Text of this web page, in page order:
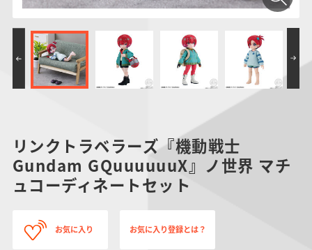
PROJECT R.E.D.・
スーパー戦隊シリー
ズ
ポケットモンスター
サンリオキャラクタ
ーズ
つりグミ SMPシリーズ キャラデコ
リンクトラベラーズ『機動戦士
Gundam GQuuuuuuX』ノ世界 マチ
ュコーディネートセット
お気に入り お気に入り登録とは？